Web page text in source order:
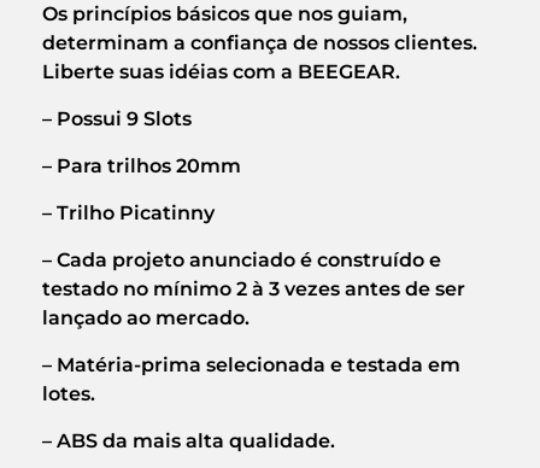
Os princípios básicos que nos guiam,
determinam a confiança de nossos clientes.
Liberte suas idéias com a BEEGEAR.
– Possui 9 Slots
– Para trilhos 20mm
– Trilho Picatinny
– Cada projeto anunciado é construído e
testado no mínimo 2 à 3 vezes antes de ser
lançado ao mercado.
– Matéria-prima selecionada e testada em
lotes.
– ABS da mais alta qualidade.